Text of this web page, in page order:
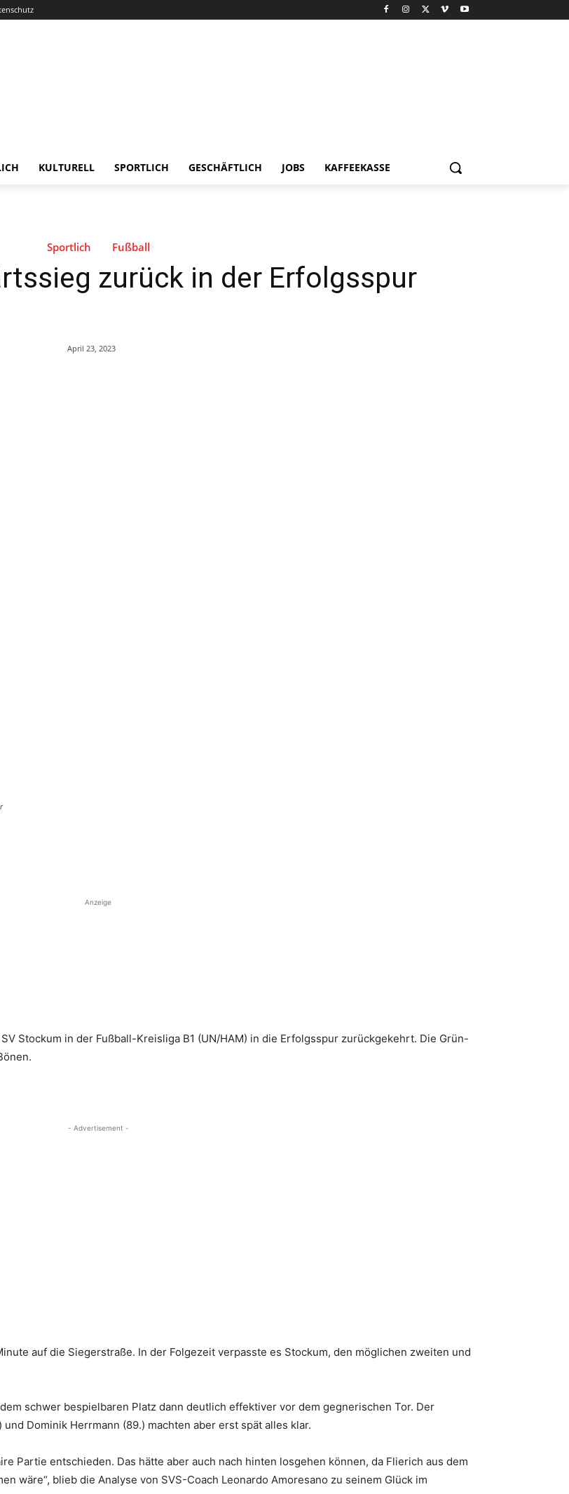
KULTURELL SPORTLICH GESCHÄFTLICH JOBS KAFFEEKASSE
Sportlich Fußball
zurück in der Erfolgsspur
April 23, 2023
Anzeige
Stockum in der Fußball-Kreisliga B1 (UN/HAM) in die Erfolgsspur zurückgekehrt. Die Grün-
- Advertisement -
auf die Siegerstraße. In der Folgezeit verpasste es Stockum, den möglichen zweiten und
schwer bespielbaren Platz dann deutlich effektiver vor dem gegnerischen Tor. Der
Dominik Herrmann (89.) machten aber erst spät alles klar.
Partie entschieden. Das hätte aber auch nach hinten losgehen können, da Flierich aus dem
wäre“, blieb die Analyse von SVS-Coach Leonardo Amoresano zu seinem Glück im